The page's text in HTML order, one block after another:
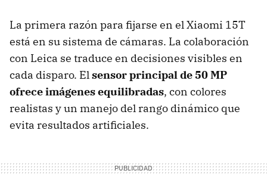
La primera razón para fijarse en el Xiaomi 15T
está en su sistema de cámaras. La colaboración
con Leica se traduce en decisiones visibles en
cada disparo. Elsensor principal de 50 MP
ofrece imágenes equilibradas, con colores
realistas y un manejo del rango dinámico que
evita resultados artificiales.